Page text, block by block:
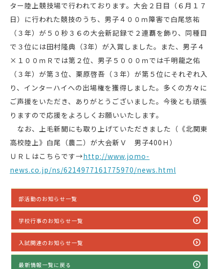
ター陸上競技場で行われております。大会２日目（６月１７
日）に行われた競技のうち、男子４００ｍ障害で白尾悠祐
（３年）が５０秒３６の大会新記録で２連覇を飾り、同種目
で３位には田村隆典（3年）が入賞しました。また、男子４
×１００ｍＲでは第２位、男子５０００ｍでは千明龍之佑
（３年）が第３位、栗原啓吾（３年）が第５位にそれぞれ入
り、インターハイへの出場権を獲得しました。多くの方々に
ご声援をいただき、ありがとうございました。今後とも頑張
りますので応援をよろしくお願いいたします。
なお、上毛新聞にも取り上げていただきました（《北関東
高校陸上》白尾（農二）が大会新Ｖ 男子400Ｈ）
ＵＲＬはこちらです→http://www.jomo-
news.co.jp/ns/6214977161775970/news.html
部活動のお知らせ一覧
学校行事のお知らせ一覧
入試関連のお知らせ一覧
最新情報一覧に戻る